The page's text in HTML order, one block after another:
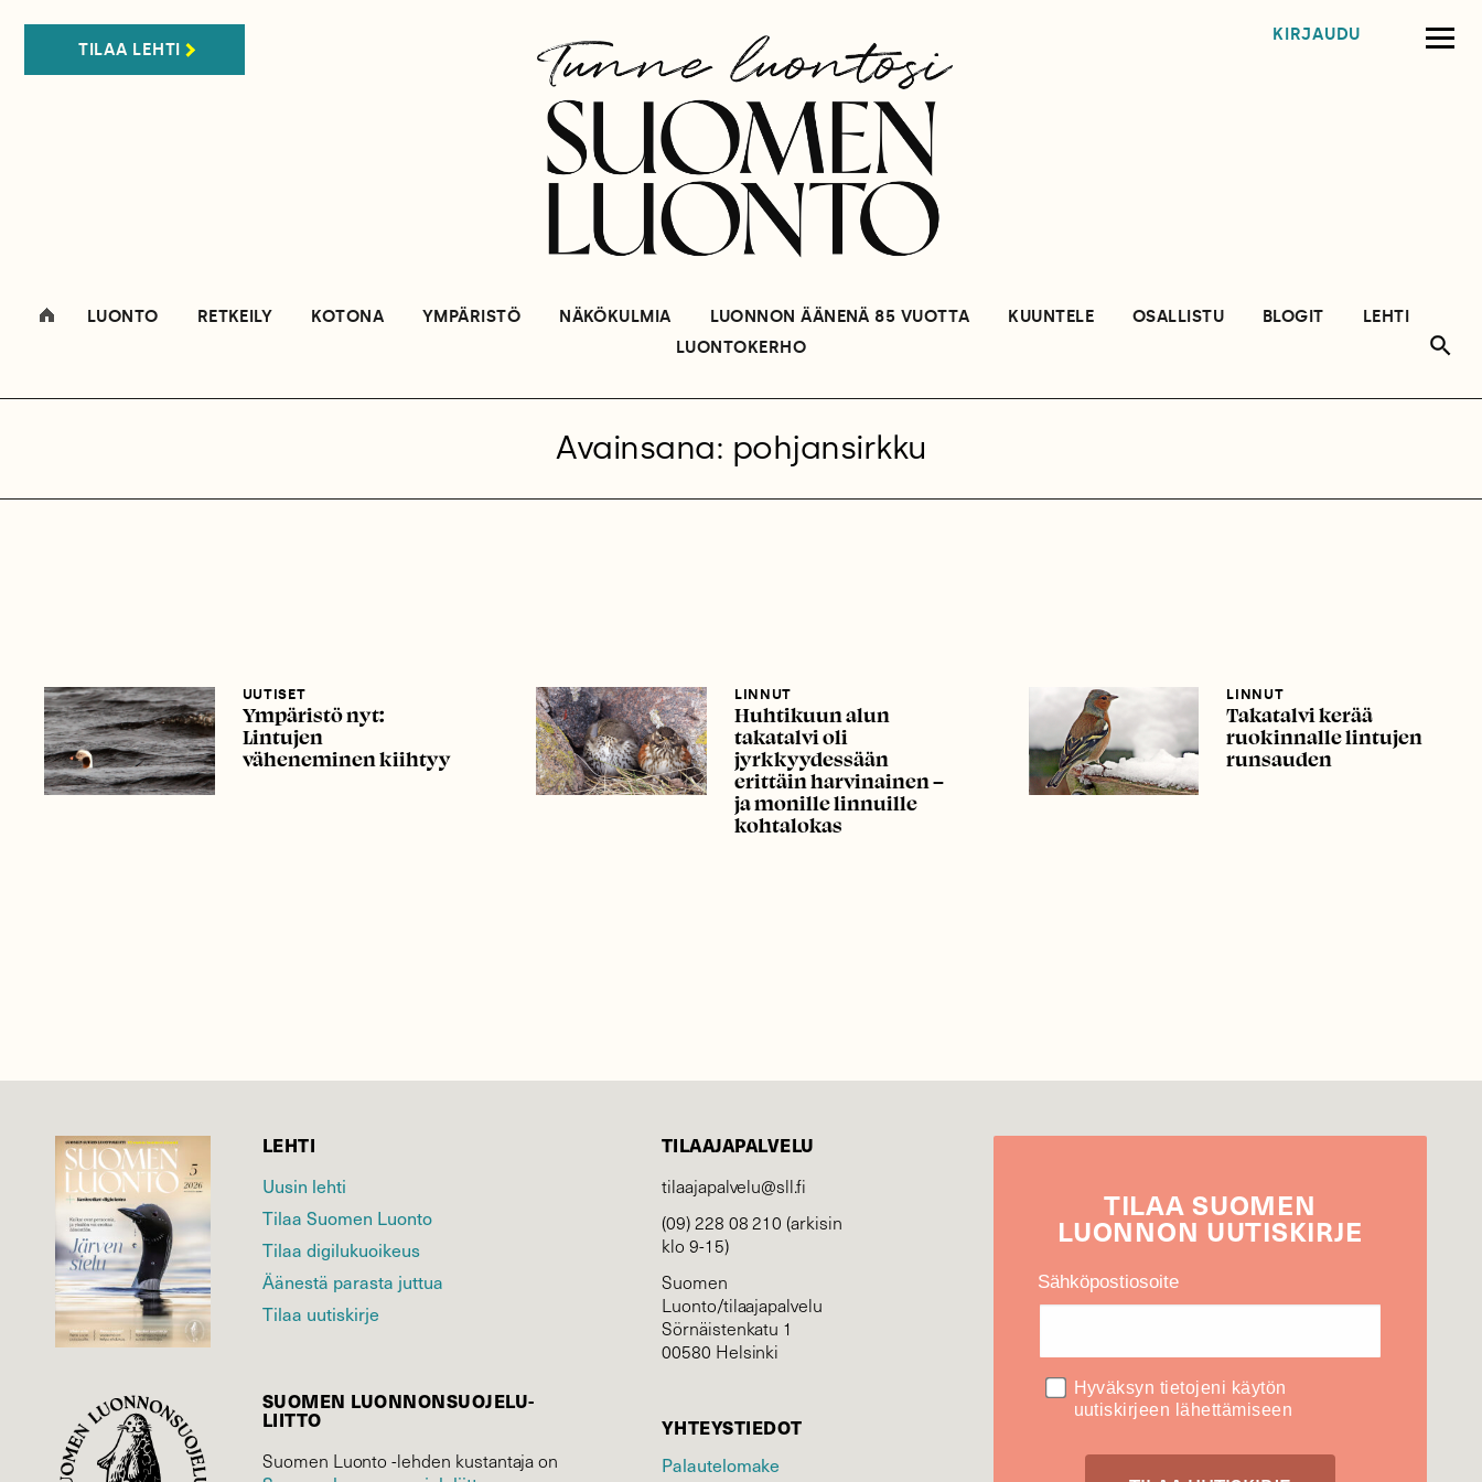
TILAA LEHTI
KIRJAUDU
LUONTO RETKEILY KOTONA YMPÄRISTÖ NÄKÖKULMIA LUONNON ÄÄNENÄ 85 VUOTTA KUUNTELE OSALLISTU BLOGIT
LEHTI
LUONTOKERHO
Avainsana: pohjansirkku
UUTISET
Ympäristö nyt:
Lintujen
väheneminen kiihtyy
LINNUT
Huhtikuun alun
takatalvi oli
jyrkkyydessään
erittäin harvinainen –
ja monille linnuille
kohtalokas
LINNUT
Takatalvi kerää
ruokinnalle lintujen
runsauden
LEHTI
Uusin lehti
Tilaa Suomen Luonto
Tilaa digilukuoikeus
Äänestä parasta juttua
Tilaa uutiskirje
SUOMEN LUONNON­SUOJELU­
LIITTO
Suomen Luonto -lehden kustantaja on
TILAAJAPALVELU
tilaajapalvelu@sll.fi
(09) 228 08 210 (arkisin
klo 9-15)
Suomen
Luonto/tilaajapalvelu
Sörnäistenkatu 1
00580 Helsinki
YHTEYSTIEDOT
Palautelomake
TILAASUOMEN
LUONNON UUTIS­KIRJE
Sähköpostiosoite
Hyväksyn tietojeni käytön
uutiskirjeen lähettämiseen